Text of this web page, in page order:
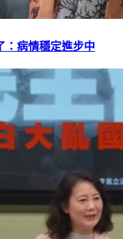
：病情穩定進步中